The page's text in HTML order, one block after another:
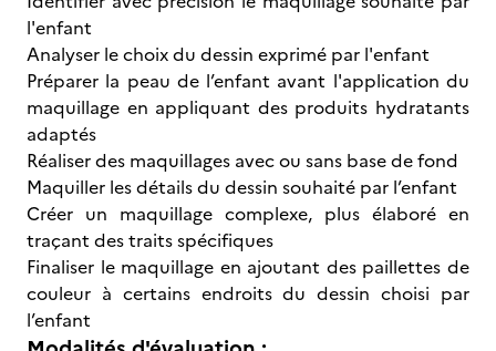
l'enfant
Analyser le choix du dessin exprimé par l'enfant
Préparer la peau de l’enfant avant l'application du
maquillage en appliquant des produits hydratants
adaptés
Réaliser des maquillages avec ou sans base de fond
Maquiller les détails du dessin souhaité par l’enfant
Créer un maquillage complexe, plus élaboré en
traçant des traits spécifiques
Finaliser le maquillage en ajoutant des paillettes de
couleur à certains endroits du dessin choisi par
l’enfant